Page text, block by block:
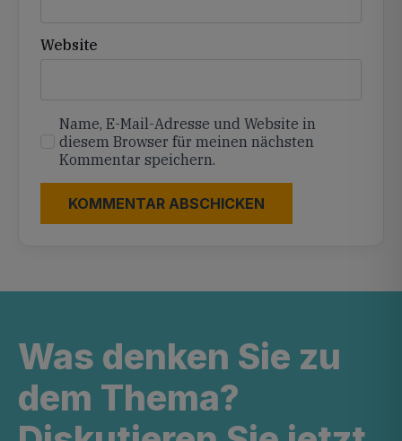
Website
Name, E-Mail-Adresse und Website in
diesem Browser für meinen nächsten
Kommentar speichern.
Was denken Sie zu
dem Thema?